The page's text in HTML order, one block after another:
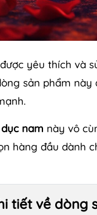
yêu thích và
sản phẩm
nam này vô
hàng đầu dành
tiết về dòng